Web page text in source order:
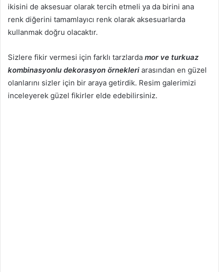
ikisini de aksesuar olarak tercih etmeli ya da birini ana
renk diğerini tamamlayıcı renk olarak aksesuarlarda
kullanmak doğru olacaktır.
Sizlere fikir vermesi için farklı tarzlarda mor ve turkuaz
kombinasyonlu dekorasyon örnekleri arasından en güzel
olanlarını sizler için bir araya getirdik. Resim galerimizi
inceleyerek güzel fikirler elde edebilirsiniz.